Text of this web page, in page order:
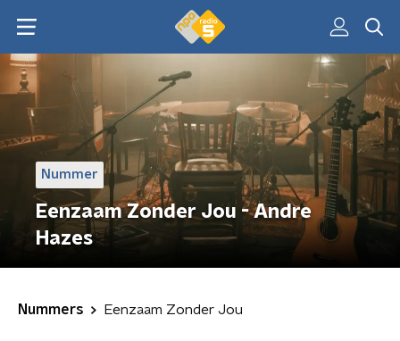
Nummer
Eenzaam Zonder Jou - Andre
Hazes
Nummers Eenzaam Zonder Jou